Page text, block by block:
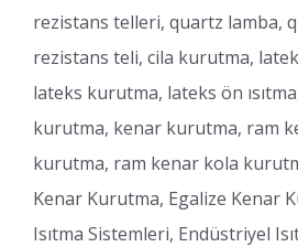
rezistans telleri, quartz lamba,
rezistans teli, cila kurutma,
lateks kurutma, lateks ön
kurutma, kenar kurutma, ram
kurutma, ram kenar kola
Kenar Kurutma, Egalize Kenar
Isıtma Sistemleri, Endüstriyel